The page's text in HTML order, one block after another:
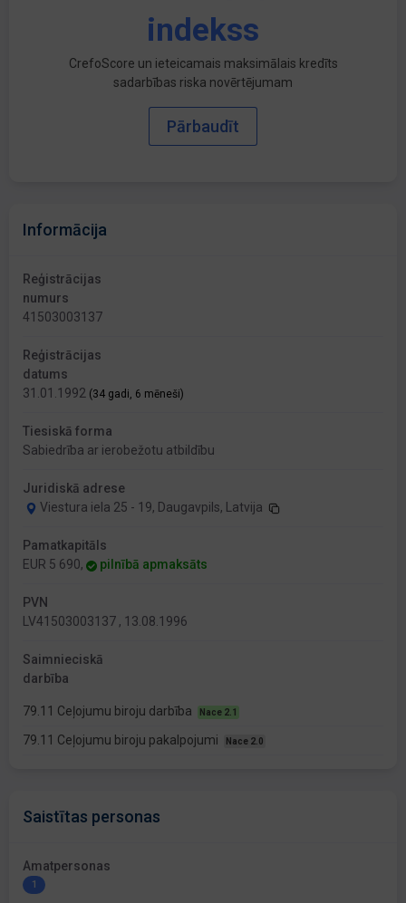
indekss
CrefoScore un ieteicamais maksimālais kredīts
sadarbības riska novērtējumam
Pārbaudīt
Informācija
Reģistrācijas
numurs
41503003137
Reģistrācijas
datums
31.01.1992 (34 gadi, 6 mēneši)
Tiesiskā forma
Sabiedrība ar ierobežotu atbildību
Juridiskā adrese
Viestura iela 25 - 19, Daugavpils, Latvija
Pamatkapitāls
EUR 5 690,
pilnībā apmaksāts
PVN
LV41503003137 , 13.08.1996
Saimnieciskā
darbība
79.11 Ceļojumu biroju darbība Nace 2.1
79.11 Ceļojumu biroju pakalpojumi Nace 2.0
Saistītas personas
Amatpersonas
1